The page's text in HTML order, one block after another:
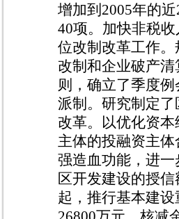
增加到 2005年的近
40项。加快非税
位改制改革工作。
改制和企业破产清
则，确立了季度
派制。研究制定
改革。
以优化资
主体的投融资主
强造血功能，进
区开发建设的授
起，推行基本建